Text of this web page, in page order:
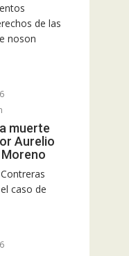
de las
noson
muerte
Aurelio
caso de